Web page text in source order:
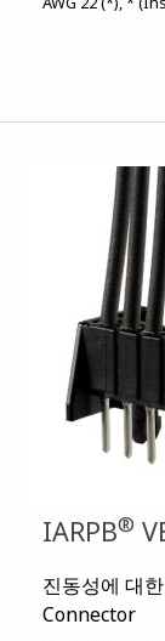
IARPB®
진동성에 대
Connector